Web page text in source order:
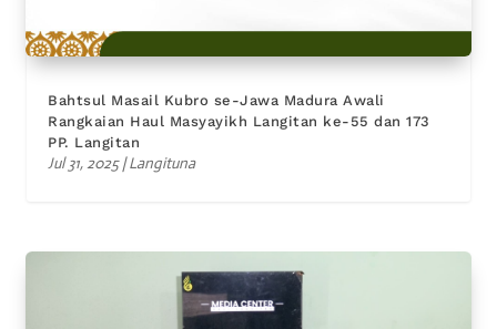
Bahtsul Masail Kubro se-Jawa Madura Awali
Rangkaian Haul Masyayikh Langitan ke-55 dan 173
PP. Langitan
Jul 31, 2025|Langituna